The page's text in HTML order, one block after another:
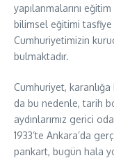
yapılanmalarını
bilimsel eğitimi tasfiye
Cumhuriyetimizin
bulmaktadır.
Cumhuriyet, karanlığa
da bu nedenle, tarih
aydınlarımız gerici
1933’te Ankara’da
pankart, bugün hala